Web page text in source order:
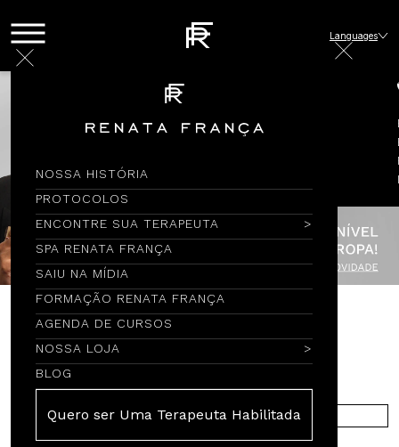
NOSSA HISTÓRIA
PROTOCOLOS
ENCONTRE SUA TERAPEUTA
SPA RENATA FRANÇA
SAIU NA MÍDIA
FORMAÇÃO RENATA FRANÇA
AGENDA DE CURSOS
NOSSA LOJA
BLOG
Quero ser Uma Terapeuta Habilitada
Languages
Encontre por Nome
COMPRE NA EUROPA